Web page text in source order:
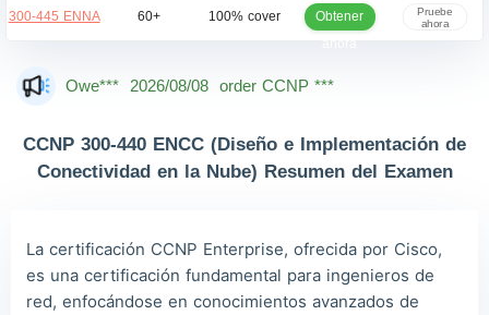
300-445 ENNA 60+ 100% cover
Obtener
Pruebe
ahora
Owe*** 2026/08/08 order CCNP ***
Lia*** 2026/08/08 order CCNP ***
Luc*** 2026/08/08 order CCNP ***
Mas*** 2026/08/08 order CCNP ***
CCNP 300-440 ENCC (Diseño e Implementación de
Conectividad en la Nube) Resumen del Examen
La certificación CCNP Enterprise, ofrecida por Cisco,
es una certificación fundamental para ingenieros de
red, enfocándose en conocimientos avanzados de